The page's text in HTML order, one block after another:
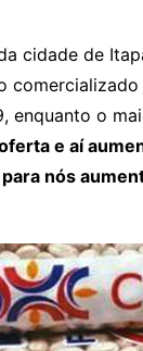
cidade de
o
e aí
nós